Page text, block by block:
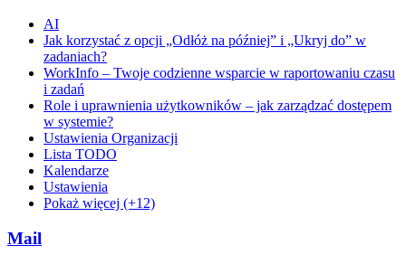
AI
Jak korzystać z opcji „Odłóż na później” i „Ukryj do” w
zadaniach?
WorkInfo – Twoje codzienne wsparcie w raportowaniu czasu
i zadań
Role i uprawnienia użytkowników – jak zarządzać dostępem
w systemie?
Ustawienia Organizacji
Lista TODO
Kalendarze
Ustawienia
Pokaż więcej (+12)
Mail